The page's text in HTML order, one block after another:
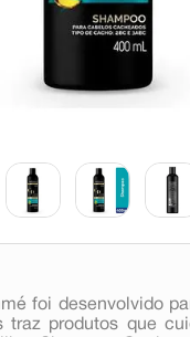
foi desenvolvido
traz produtos que